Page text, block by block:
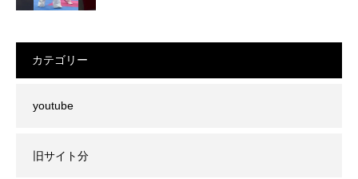
カテゴリー
youtube
旧サイト分